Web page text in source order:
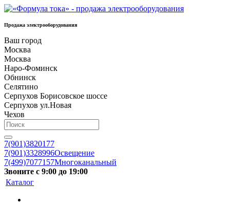
Продажа электрооборудования
Ваш город
Москва
Москва
Наро-Фоминск
Обнинск
Селятино
Серпухов Борисовское шоссе
Серпухов ул.Новая
Чехов
7(901)3820177
7(901)3328996Освещение
7(499)7077157Многоканальный
Звоните с 9:00 до 19:00
Каталог